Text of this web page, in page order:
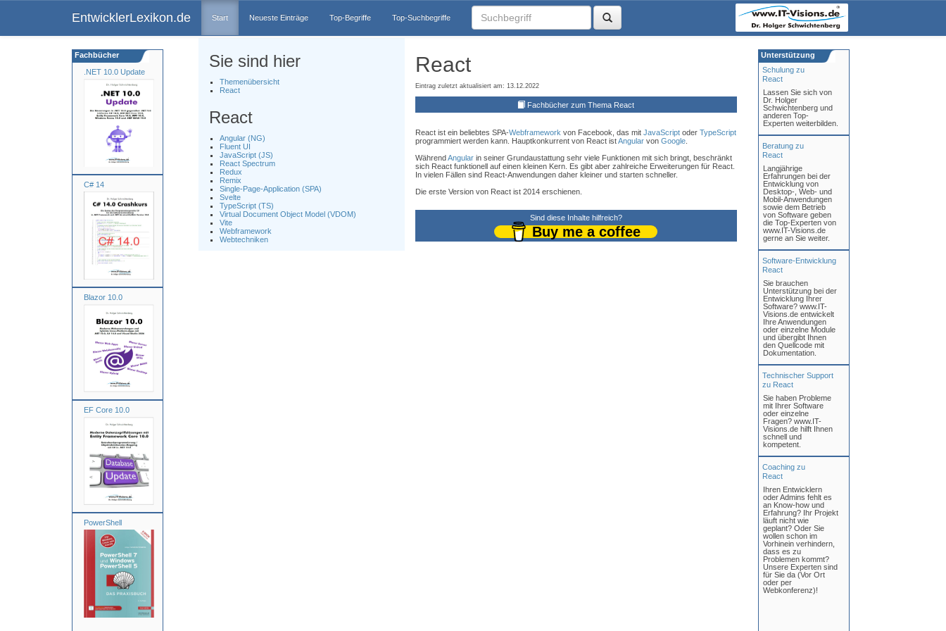
EntwicklerLexikon.de Start Neueste Einträge Top-Begriffe Top-Suchbegriffe
.NET 10.0 Update
C# 14
Blazor 10.0
EF Core 10.0
PowerShell
Fachbücher Sie sind hier
Themenübersicht
React
React
Angular (NG)
Fluent UI
JavaScript (JS)
React Spectrum
Redux
Remix
Single-Page-Application (SPA)
Svelte
TypeScript (TS)
Virtual Document Object Model (VDOM)
Vite
Webframework
Webtechniken
React
Eintrag zuletzt aktualisiert am: 13.12.2022
Fachbücher zum Thema React
React ist ein beliebtes SPA-Webframework von Facebook, das mit JavaScriptoder TypeScript
programmiert werden kann. Hauptkonkurrent von React istAngularvon Google.
WährendAngularin seiner Grundaustattung sehr viele Funktionen mit sich bringt, beschränkt
sich React funktionell auf einen kleinen Kern. Es gibt aber zahlreiche Erweiterungen für React.
In vielen Fällen sind React-Anwendungen daher kleiner und starten schneller.
Die erste Version von React ist 2014 erschienen.
Sind diese Inhalte hilfreich?
Buy me a coffee
Schulung zu
React
Lassen Sie sich von
Dr. Holger
Schwichtenberg und
anderen Top-
Experten weiterbilden.
Beratung zu
React
Langjährige
Erfahrungen bei der
Entwicklung von
Desktop-, Web- und
Mobil-Anwendungen
sowie dem Betrieb
von Software geben
die Top-Experten von
www.IT-Visions.de
gerne an Sie weiter.
Software-Entwicklung
React
Sie brauchen
Unterstützung bei der
Entwicklung Ihrer
Software? www.IT-
Visions.de entwickelt
Ihre Anwendungen
oder einzelne Module
und übergibt Ihnen
den Quellcode mit
Dokumentation.
Technischer Support
zu React
Sie haben Probleme
mit Ihrer Software
oder einzelne
Fragen? www.IT-
Visions.de hilft Ihnen
schnell und
kompetent.
Coaching zu
React
Ihren Entwicklern
oder Admins fehlt es
an Know-how und
Erfahrung? Ihr Projekt
läuft nicht wie
geplant? Oder Sie
wollen schon im
Vorhinein verhindern,
dass es zu
Problemen kommt?
Unsere Experten sind
für Sie da (Vor Ort
oder per
Webkonferenz)!
Unterstützung